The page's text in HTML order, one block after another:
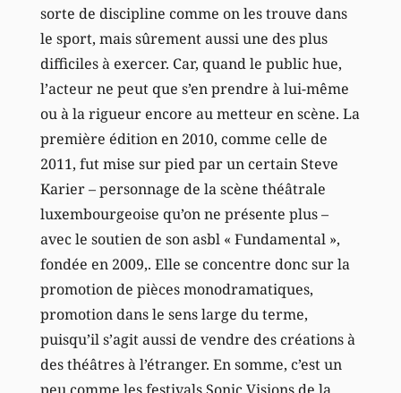
sorte de discipline comme on les trouve dans
le sport, mais sûrement aussi une des plus
difficiles à exercer. Car, quand le public hue,
l’acteur ne peut que s’en prendre à lui-même
ou à la rigueur encore au metteur en scène. La
première édition en 2010, comme celle de
2011, fut mise sur pied par un certain Steve
Karier – personnage de la scène théâtrale
luxembourgeoise qu’on ne présente plus –
avec le soutien de son asbl « Fundamental »,
fondée en 2009,. Elle se concentre donc sur la
promotion de pièces monodramatiques,
promotion dans le sens large du terme,
puisqu’il s’agit aussi de vendre des créations à
des théâtres à l’étranger. En somme, c’est un